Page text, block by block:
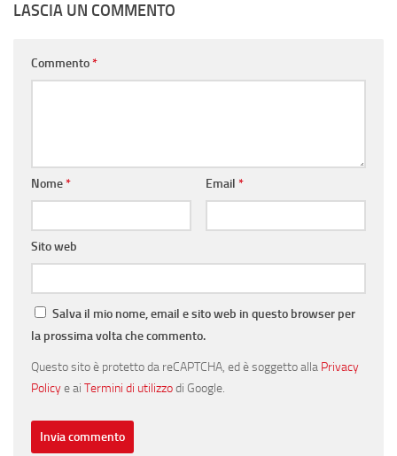
LASCIA UN COMMENTO
Commento*
Nome* Email *
Sito web
Salva il mio nome, email e sito web in questo browser per
la prossima volta che commento.
Questo sito è protetto da reCAPTCHA, ed è soggetto alla Privacy
Policye ai Termini di utilizzodi Google.